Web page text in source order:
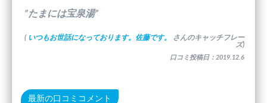
”たまには宝泉湯”
( いつもお世話になっております。佐藤です。
さんのキャッチフレー
ズ)
口コミ投稿日：2019.12.6
最新の口コミコメント